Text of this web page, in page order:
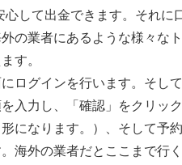
して出金できます。それに
の業者にあるような様々な
す。
ログインを行います。そし
入力し、「確認」をクリッ
になります。）、そして予
海外の業者だとここまで行